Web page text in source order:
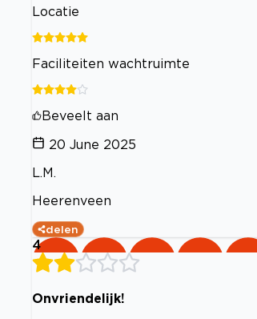
Locatie
Faciliteiten wachtruimte
Beveelt aan
20 June 2025
L.M.
Heerenveen
delen
4
Onvriendelijk!